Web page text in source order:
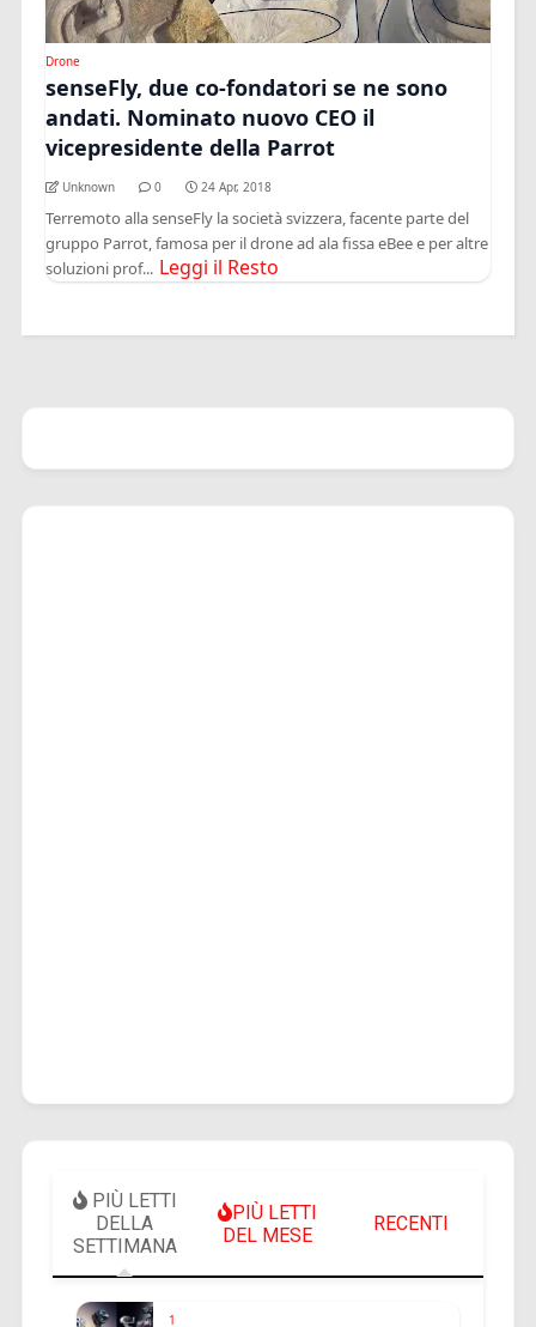
Drone
senseFly, due co-fondatori se ne sono
andati. Nominato nuovo CEO il
vicepresidente della Parrot
Unknown 0 24 Apr, 2018
Terremoto alla senseFly la società svizzera, facente parte del
gruppo Parrot, famosa per il drone ad ala fissa eBee e per altre
soluzioni prof... Leggi il Resto
PIÙ LETTI
DELLA
SETTIMANA
PIÙ LETTI
DEL MESE
RECENTI
1